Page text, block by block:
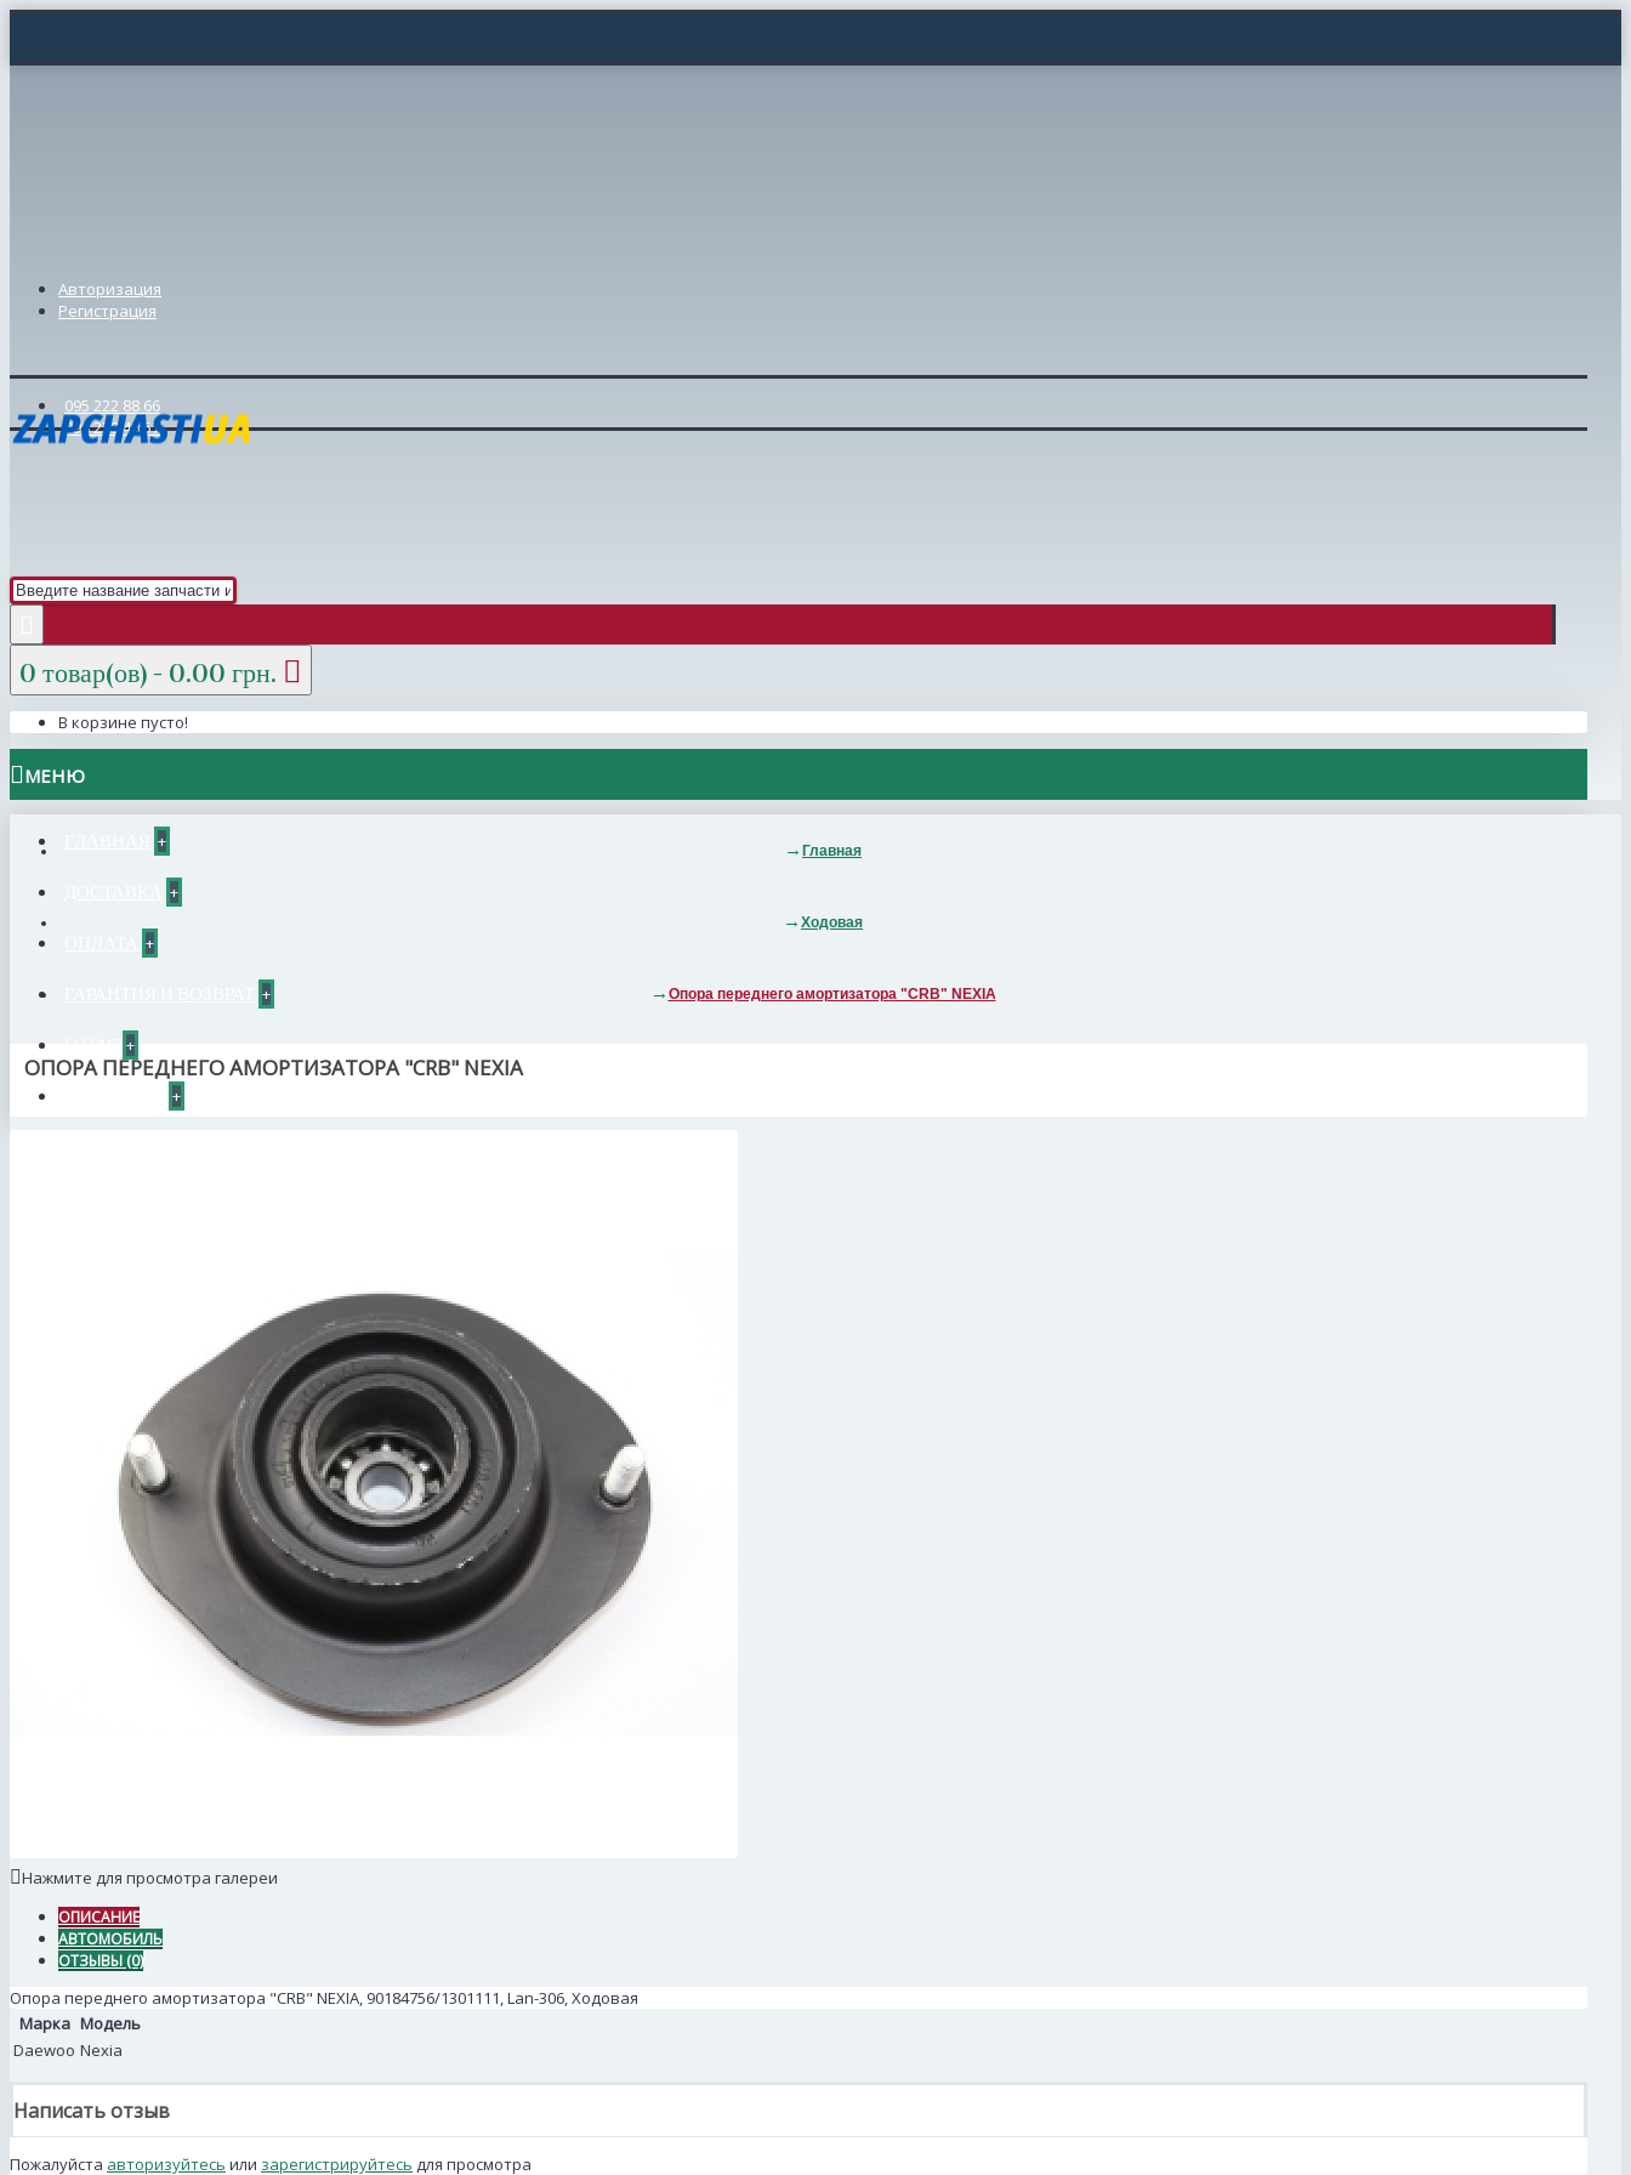
Авторизация
Регистрация
095 222 88 66
098 239 46 57
0 товар(ов) - 0.00 грн.
В корзине пусто!
МЕНЮ
+
+
+
+
+
+
Главная
Ходовая
Опора переднего амортизатора "CRB" NEXIA
ОПОРА ПЕРЕДНЕГО АМОРТИЗАТОРА "CRB" NEXIA
Нажмите для просмотра галереи
ОПИСАНИЕ
АВТОМОБИЛЬ
ОТЗЫВЫ (0)
Опора переднего амортизатора "CRB" NEXIA, 90184756/1301111, Lan-306, Ходовая
Марка Модель
Daewoo Nexia
Написать отзыв
Пожалуйста авторизуйтесь или зарегистрируйтесь для просмотра